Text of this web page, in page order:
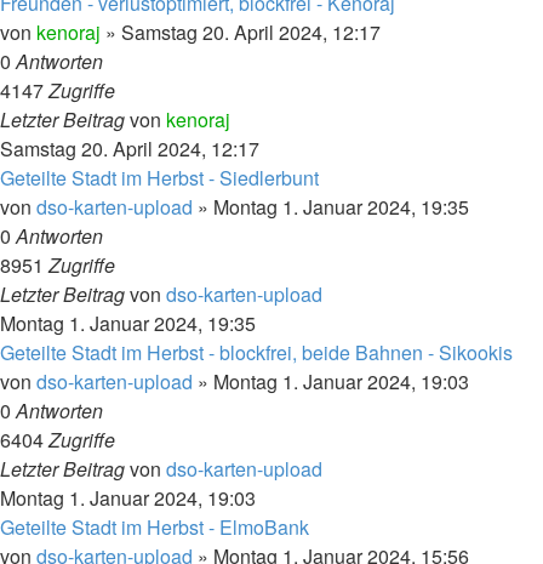
von kenoraj » Samstag 20. April 2024, 12:17
0Antworten
4147Zugriffe
Letzter Beitragvon kenoraj
Samstag 20. April 2024, 12:17
Geteilte Stadt im Herbst - Siedlerbunt
von dso-karten-upload » Montag 1. Januar 2024, 19:35
0Antworten
8951Zugriffe
Letzter Beitragvon dso-karten-upload
Montag 1. Januar 2024, 19:35
Geteilte Stadt im Herbst - blockfrei, beide Bahnen - Sikookis
von dso-karten-upload » Montag 1. Januar 2024, 19:03
0Antworten
6404Zugriffe
Letzter Beitragvon dso-karten-upload
Montag 1. Januar 2024, 19:03
Geteilte Stadt im Herbst - ElmoBank
von dso-karten-upload » Montag 1. Januar 2024, 15:56